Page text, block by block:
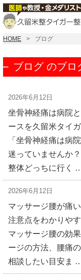
HOME ブログ
ブログ のブロ
2026年6月12日
坐骨神経痛は病院
ースを久留米タイ
「坐骨神経痛は病
迷っていませんか
整体どっちに行く
2026年6月12日
マッサージ腰が痛
注意点をわかりや
マッサージ腰の効
ージの方法、腰痛
相談したい目安ま